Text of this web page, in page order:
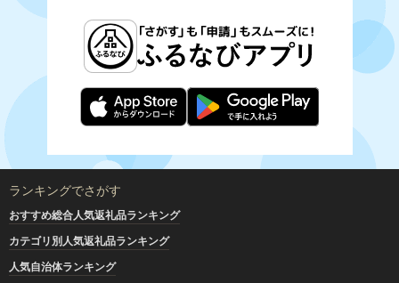
ランキングでさがす
おすすめ総合人気返礼品ランキング
カテゴリ別人気返礼品ランキング
人気自治体ランキング